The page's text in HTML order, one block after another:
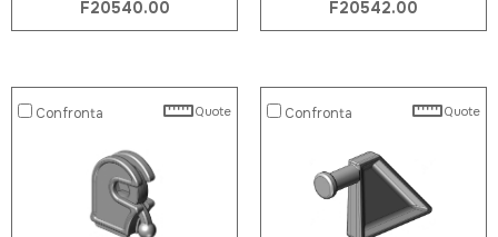
F20540.00 F20542.00
Confronta Quote Confronta Quote